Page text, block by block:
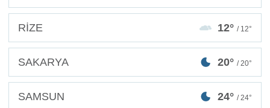
RİZE 12° / 12°
SAKARYA 20° / 20°
SAMSUN 24° / 24°